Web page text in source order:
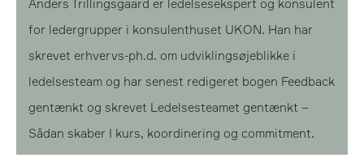
Anders Trillingsgaard er ledelsesekspert og konsulent
for ledergrupper i konsulenthuset UKON. Han har
skrevet erhvervs-ph.d. om udviklingsøjeblikke i
ledelsesteam og har senest redigeret bogen Feedback
gentænkt og skrevet Ledelsesteamet gentænkt –
Sådan skaber I kurs, koordinering og commitment.